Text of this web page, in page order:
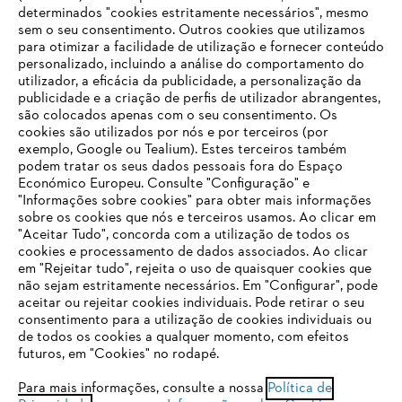
Empresa
FAQs Loja Online
Contacto
Condições gerais de venda Proteção de Dados
O SEU NAVEGADOR NÃO SUPORTA
ESTE WEBSITE
Está utilizar um navegador que ainda não suportamos. Para
obter o melhor uso de nosso site, recomendamos que altere
para um dos seguintes navegadores:
determinados "cookies estritamente necessários", mesmo
sem o seu consentimento. Outros cookies que utilizamos
para otimizar a facilidade de utilização e fornecer conteúdo
personalizado, incluindo a análise do comportamento do
utilizador, a eficácia da publicidade, a personalização da
publicidade e a criação de perfis de utilizador abrangentes,
são colocados apenas com o seu consentimento. Os
cookies são utilizados por nós e por terceiros (por
exemplo, Google ou Tealium). Estes terceiros também
podem tratar os seus dados pessoais fora do Espaço
Económico Europeu. Consulte "Configuração" e
"Informações sobre cookies" para obter mais informações
sobre os cookies que nós e terceiros usamos. Ao clicar em
"Aceitar Tudo", concorda com a utilização de todos os
cookies e processamento de dados associados. Ao clicar
em "Rejeitar tudo", rejeita o uso de quaisquer cookies que
não sejam estritamente necessários. Em "Configurar", pode
aceitar ou rejeitar cookies individuais. Pode retirar o seu
consentimento para a utilização de cookies individuais ou
de todos os cookies a qualquer momento, com efeitos
futuros, em "Cookies" no rodapé.
Para mais informações, consulte a nossa Política de